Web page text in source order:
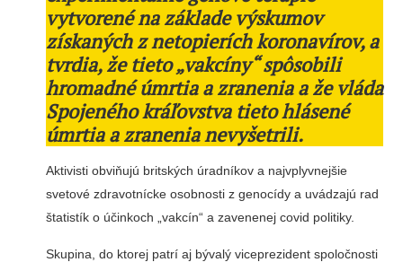
vytvorené na základe výskumov
získaných z netopierích koronavírov, a
tvrdia, že tieto „vakcíny“ spôsobili
hromadné úmrtia a zranenia a že vláda
Spojeného kráľovstva tieto hlásené
úmrtia a zranenia nevyšetrili.
Aktivisti obviňujú britských úradníkov a najvplyvnejšie
svetové zdravotnícke osobnosti z genocídy a uvádzajú rad
štatistík o účinkoch „vakcín“ a zavenenej covid politiky.
Skupina, do ktorej patrí aj bývalý viceprezident spoločnosti